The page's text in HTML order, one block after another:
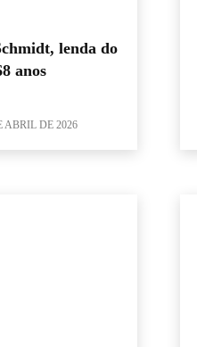
lenda do
anos
ABRIL DE 2026